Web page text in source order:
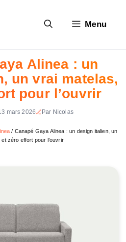
Menu
Alinea : un
un vrai matelas,
pour l’ouvrir
mars 2026 Par Nicolas
/ Canapé Gaya Alinea : un design italien, un
zéro effort pour l’ouvrir